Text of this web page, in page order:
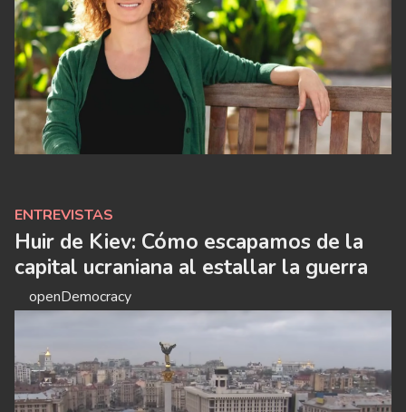
Huir de Kiev: Cómo escapamos de la
capital ucraniana al estallar la guerra
openDemocracy
ENTREVISTAS